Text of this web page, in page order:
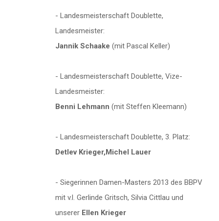
- Landesmeisterschaft Doublette,
Landesmeister:
Jannik Schaake (mit Pascal Keller)
- Landesmeisterschaft Doublette, Vize-
Landesmeister:
Benni Lehmann (mit Steffen Kleemann)
- Landesmeisterschaft Doublette, 3. Platz:
Detlev Krieger,Michel Lauer
- Siegerinnen Damen-Masters 2013 des BBPV
mit v.l. Gerlinde Gritsch, Silvia Cittlau und
unserer Ellen Krieger